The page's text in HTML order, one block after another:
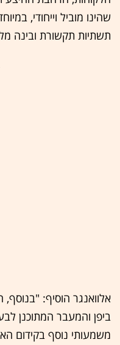
שהינו מוביל וייחודי,
תשתיות תקשורת ובינה
אלוואנגר הוסיף:
משמעותי נוסף בקידום